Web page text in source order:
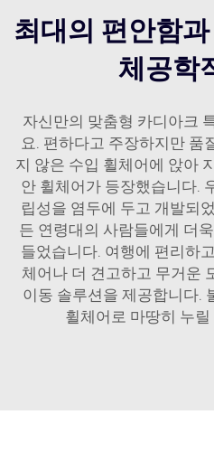
최대의 편안함
체공학
자신만의 맞춤형 카디아크
요. 편하다고 주장하지만 품
지 않은 수입 휠체어에 앉아
안 휠체어가 등장했습니다.
립성을 염두에 두고 개발되
든 연령대의 사람들에게 더
들었습니다. 여행에 편리하
체어나 더 견고하고 무거운
이동 솔루션을 제공합니다.
휠체어로 마땅히 누